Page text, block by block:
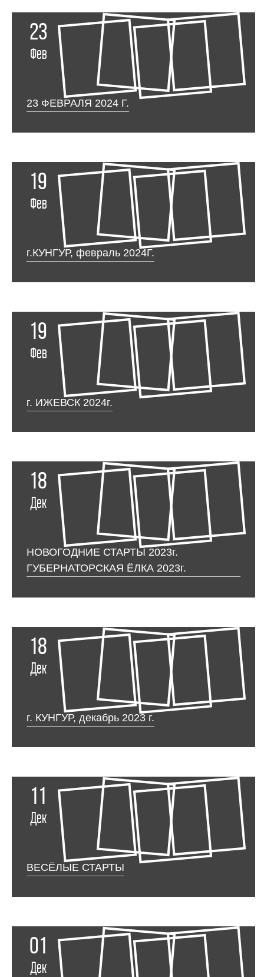
23
Фев
23 ФЕВРАЛЯ 2024 Г.
19
Фев
г.КУНГУР, февраль 2024Г.
19
Фев
г. ИЖЕВСК 2024г.
18
Дек
НОВОГОДНИЕ СТАРТЫ 2023г.
ГУБЕРНАТОРСКАЯ ЁЛКА 2023г.
18
Дек
г. КУНГУР, декабрь 2023 г.
11
Дек
ВЕСЁЛЫЕ СТАРТЫ
01
Дек